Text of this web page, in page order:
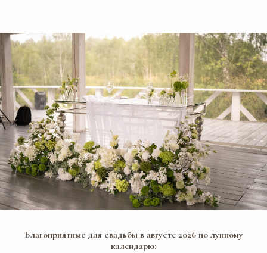
Благоприятные для свадьбы в августе 2026 по лунному
календарю: